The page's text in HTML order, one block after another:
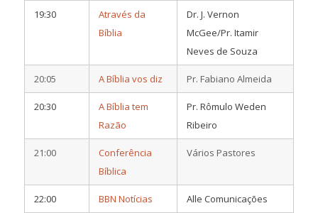
19:30
Através da
Bíblia
Dr. J. Vernon
McGee/Pr. Itamir
Neves de Souza
20:05 A Bíblia vos diz Pr. Fabiano Almeida
20:30
A Bíblia tem
Razão
Pr. Rômulo Weden
Ribeiro
21:00
Conferência
Bíblica
Vários Pastores
22:00 BBN Notícias Alle Comunicações